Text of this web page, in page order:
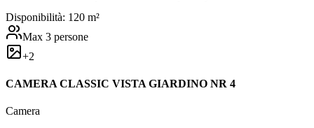
Disponibilità: 1 20 m²
Max 3 persone
+2
CAMERA CLASSIC VISTA GIARDINO NR 4
Camera